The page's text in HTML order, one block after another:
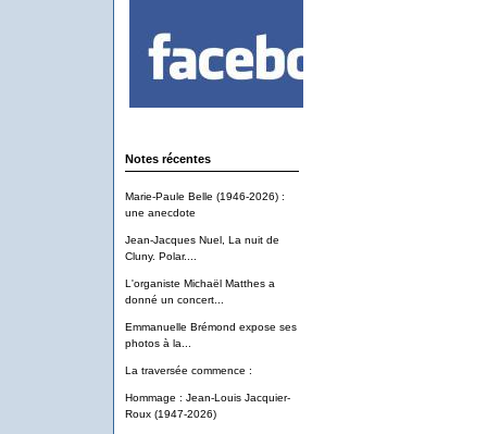
Notes récentes
Marie-Paule Belle (1946-2026) :
une anecdote
Jean-Jacques Nuel, La nuit de
Cluny. Polar....
L'organiste Michaël Matthes a
donné un concert...
Emmanuelle Brémond expose ses
photos à la...
La traversée commence :
Hommage : Jean-Louis Jacquier-
Roux (1947-2026)